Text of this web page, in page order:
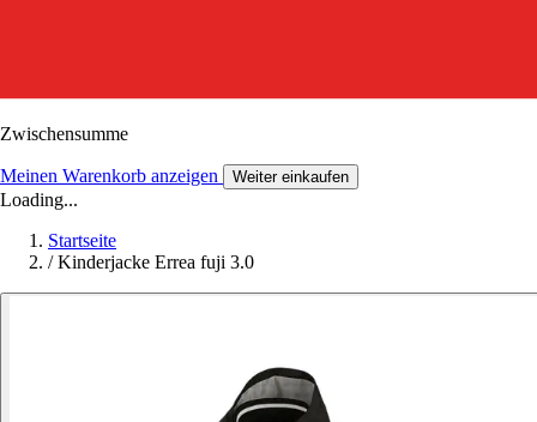
Zwischensumme
Meinen Warenkorb anzeigen Weiter einkaufen
Loading...
Startseite
/ Kinderjacke Errea fuji 3.0